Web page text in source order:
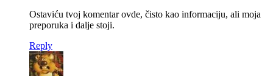
Ostaviću tvoj komentar ovde, čisto kao informaciju, ali moja
preporuka i dalje stoji.
Reply